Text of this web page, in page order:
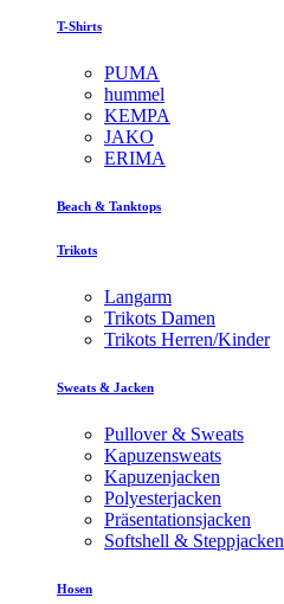
T-Shirts
PUMA
hummel
KEMPA
JAKO
ERIMA
Beach & Tanktops
Trikots
Langarm
Trikots Damen
Trikots Herren/Kinder
Sweats & Jacken
Pullover & Sweats
Kapuzensweats
Kapuzenjacken
Polyesterjacken
Präsentationsjacken
Softshell & Steppjacken
Hosen